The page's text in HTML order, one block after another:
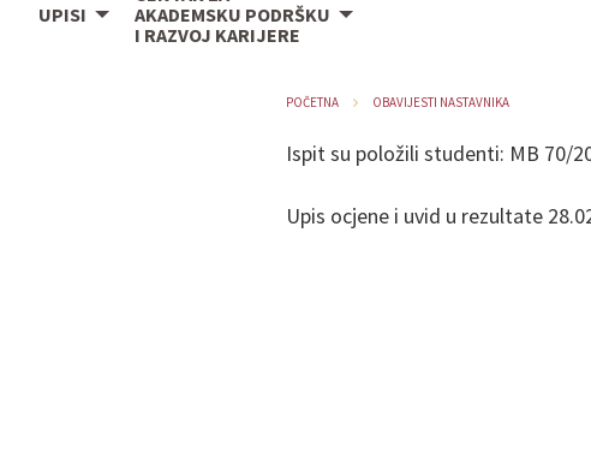
UPISI
AKADEMSKU PODRŠKU
I RAZVOJ KARIJERE
POČETNA OBAVIJESTI NASTAVNIKA
Ispit su položili studenti: MB 70/
Upis ocjene i uvid u rezultate